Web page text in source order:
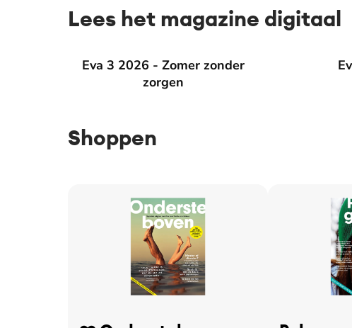
Lees het magazine digitaal
Eva 3 2026 - Zomer zonder
zorgen
Eva 3 2026 - Zomer zonder zorgen
Shoppen